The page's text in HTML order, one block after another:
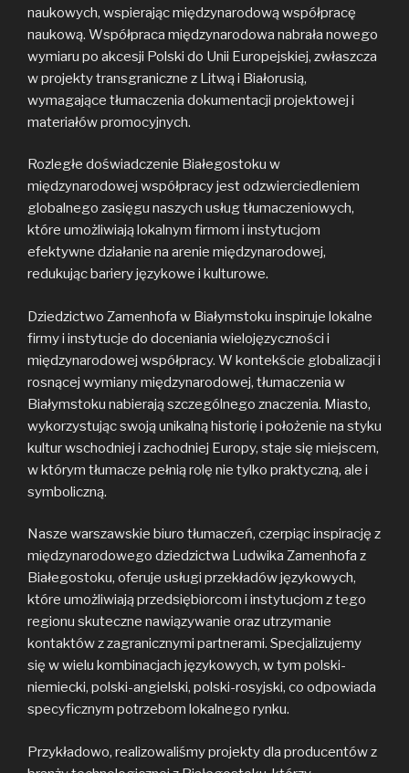
naukowych, wspierając międzynarodową współpracę
naukową. Współpraca międzynarodowa nabrała nowego
wymiaru po akcesji Polski do Unii Europejskiej, zwłaszcza
w projekty transgraniczne z Litwą i Białorusią,
wymagające tłumaczenia dokumentacji projektowej i
materiałów promocyjnych.
Rozległe doświadczenie Białegostoku w
międzynarodowej współpracy jest odzwierciedleniem
globalnego zasięgu naszych usług tłumaczeniowych,
które umożliwiają lokalnym firmom i instytucjom
efektywne działanie na arenie międzynarodowej,
redukując bariery językowe i kulturowe.
Dziedzictwo Zamenhofa w Białymstoku inspiruje lokalne
firmy i instytucje do doceniania wielojęzyczności i
międzynarodowej współpracy. W kontekście globalizacji i
rosnącej wymiany międzynarodowej, tłumaczenia w
Białymstoku nabierają szczególnego znaczenia. Miasto,
wykorzystując swoją unikalną historię i położenie na styku
kultur wschodniej i zachodniej Europy, staje się miejscem,
w którym tłumacze pełnią rolę nie tylko praktyczną, ale i
symboliczną.
Nasze warszawskie biuro tłumaczeń, czerpiąc inspirację z
międzynarodowego dziedzictwa Ludwika Zamenhofa z
Białegostoku, oferuje usługi przekładów językowych,
które umożliwiają przedsiębiorcom i instytucjom z tego
regionu skuteczne nawiązywanie oraz utrzymanie
kontaktów z zagranicznymi partnerami. Specjalizujemy
się w wielu kombinacjach językowych, w tym polski-
niemiecki, polski-angielski, polski-rosyjski, co odpowiada
specyficznym potrzebom lokalnego rynku.
Przykładowo, realizowaliśmy projekty dla producentów z